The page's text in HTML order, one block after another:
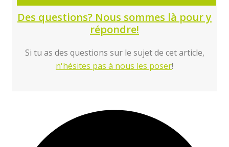
Des questions? Nous sommes là pour y
répondre!
Si tu as des questions sur le sujet de cet article,
n'hésites pas à nous les poser!